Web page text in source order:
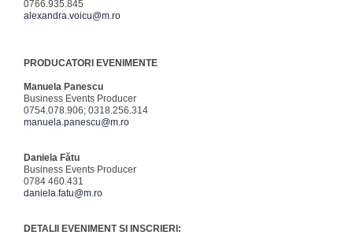
0766.935.845
alexandra.voicu@m.ro
PRODUCATORI EVENIMENTE
Manuela Panescu
Business Events Producer
0754.078.906; 0318.256.314
manuela.panescu@m.ro
Daniela Fătu
Business Events Producer
0784 460.431
daniela.fatu@m.ro
DETALII EVENIMENT SI INSCRIERI: